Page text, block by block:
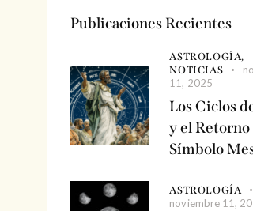
Publicaciones Recientes
ASTROLOGÍA,
NOTICIAS
11, 2025
Los Ciclos
y el
Símbolo
ASTROLOGÍA
noviembre 11,